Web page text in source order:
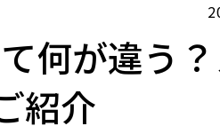
何が違う
紹介